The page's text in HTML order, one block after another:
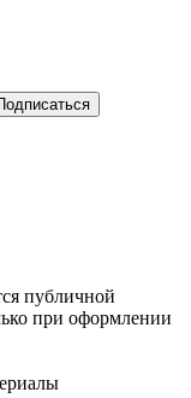
публичной
при оформлении